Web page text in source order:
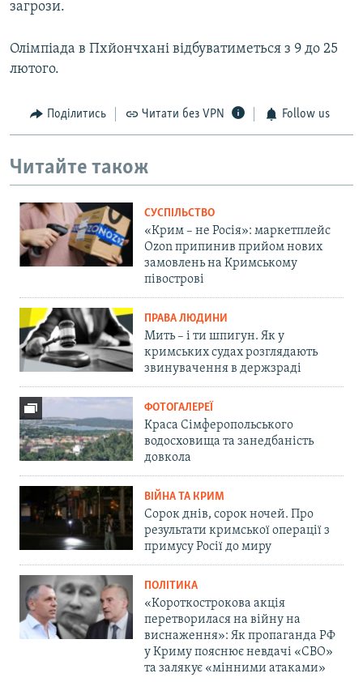
загрози.
Олімпіада в Пхйончхані відбуватиметься з 9 до 25
лютого.
Поділитись Читати без VPN Follow us
Читайте також
СУСПІЛЬСТВО
«Крим – не Росія»: маркетплейс
Ozon припинив прийом нових
замовлень на Кримському
півострові
ПРАВА ЛЮДИНИ
Мить – і ти шпигун. Як у
кримських судах розглядають
звинувачення в держзраді
ФОТОГАЛЕРЕЇ
Краса Сімферопольського
водосховища та занедбаність
довкола
ВІЙНА ТА КРИМ
Сорок днів, сорок ночей. Про
результати кримської операції з
примусу Росії до миру
ПОЛІТИКА
«Короткострокова акція
перетворилася на війну на
виснаження»: Як пропаганда РФ
у Криму пояснює невдачі «СВО»
та залякує «мінними атаками»